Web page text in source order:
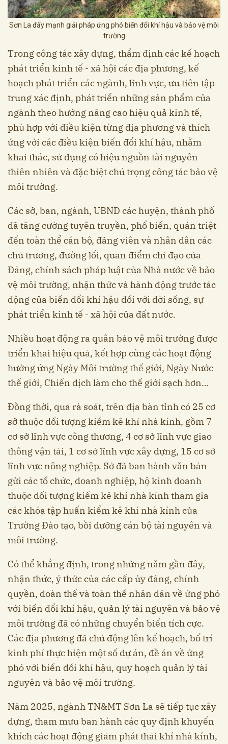
Sơn La đẩy mạnh giải pháp ứng phó biến đổi khí hậu và bảo vệ môi
trường
Trong công tác xây dựng, thẩm định các kế hoạch
phát triển kinh tế - xã hội các địa phương, kế
hoạch phát triển các ngành, lĩnh vực, ưu tiên tập
trung xác định, phát triển những sản phẩm của
ngành theo hướng nâng cao hiệu quả kinh tế,
phù hợp với điều kiện từng địa phương và thích
ứng với các điều kiện biến đổi khí hậu, nhằm
khai thác, sử dụng có hiệu nguồn tài nguyên
thiên nhiên và đặc biệt chú trọng công tác bảo vệ
môi trường.
Các sở, ban, ngành, UBND các huyện, thành phố
đã tăng cường tuyên truyền, phổ biến, quán triệt
đến toàn thể cán bộ, đảng viên và nhân dân các
chủ trương, đường lối, quan điểm chỉ đạo của
Đảng, chính sách pháp luật của Nhà nước về bảo
vệ môi trường, nhận thức và hành động trước tác
động của biến đổi khí hậu đối với đời sống, sự
phát triển kinh tế - xã hội của đất nước.
Nhiều hoạt động ra quân bảo vệ môi trường được
triển khai hiệu quả, kết hợp cùng các hoạt động
hưởng ứng Ngày Môi trường thế giới, Ngày Nước
thế giới, Chiến dịch làm cho thế giới sạch hơn…
Đồng thời, qua rà soát, trên địa bàn tỉnh có 25 cơ
sở thuộc đối tượng kiểm kê khí nhà kính, gồm 7
cơ sở lĩnh vực công thương, 4 cơ sở lĩnh vực giao
thông vận tải, 1 cơ sở lĩnh vực xây dựng, 15 cơ sở
lĩnh vực nông nghiệp. Sở đã ban hành văn bản
gửi các tổ chức, doanh nghiệp, hộ kinh doanh
thuộc đối tượng kiểm kê khí nhà kính tham gia
các khóa tập huấn kiểm kê khí nhà kính của
Trường Đào tạo, bồi dưỡng cán bộ tài nguyên và
môi trường.
Có thể khẳng định, trong những năm gần đây,
nhận thức, ý thức của các cấp ủy đảng, chính
quyền, đoàn thể và toàn thể nhân dân về ứng phó
với biến đổi khí hậu, quản lý tài nguyên và bảo vệ
môi trường đã có những chuyển biến tích cực.
Các địa phương đã chủ động lên kế hoạch, bố trí
kinh phí thực hiện một số dự án, đề án về ứng
phó với biến đổi khí hậu, quy hoạch quản lý tài
nguyên và bảo vệ môi trường.
Năm 2025, ngành TN&MT Sơn La sẽ tiếp tục xây
dựng, tham mưu ban hành các quy định khuyến
khích các hoạt động giảm phát thải khí nhà kính,